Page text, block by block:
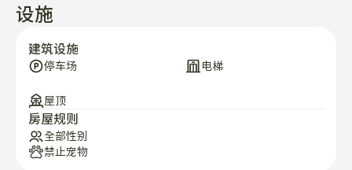
✔️ 西江大学徒步12分钟
✔️ 周边美食店和咖啡厅鳞次栉比
✔️5分钟距离的便利店
🏞周边环境
✔️位于西江大学附近安静安全的住宅区的别墅🏡
✔️大型超市和便利店步行5分钟
✔️ 可以在京义线林间散步❣️
设施
建筑设施
停车场 电梯
屋顶
房屋规则
全部性别
禁止宠物